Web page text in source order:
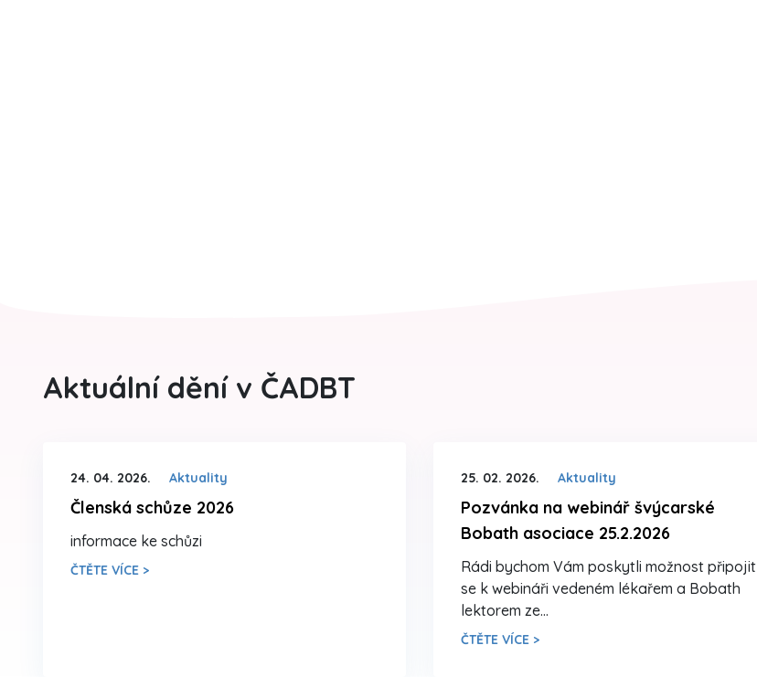
Aktuální dění v ČADBT
24. 04. 2026. Aktuality
Členská schůze 2026
informace ke schůzi
ČTĚTE VÍCE >
25. 02. 2026. Aktuality
Pozvánka na webinář švýcarské
Bobath asociace 25.2.2026
Rádi bychom Vám poskytli možnost připojit
se k webináři vedeném lékařem a Bobath
lektorem ze…
ČTĚTE VÍCE >